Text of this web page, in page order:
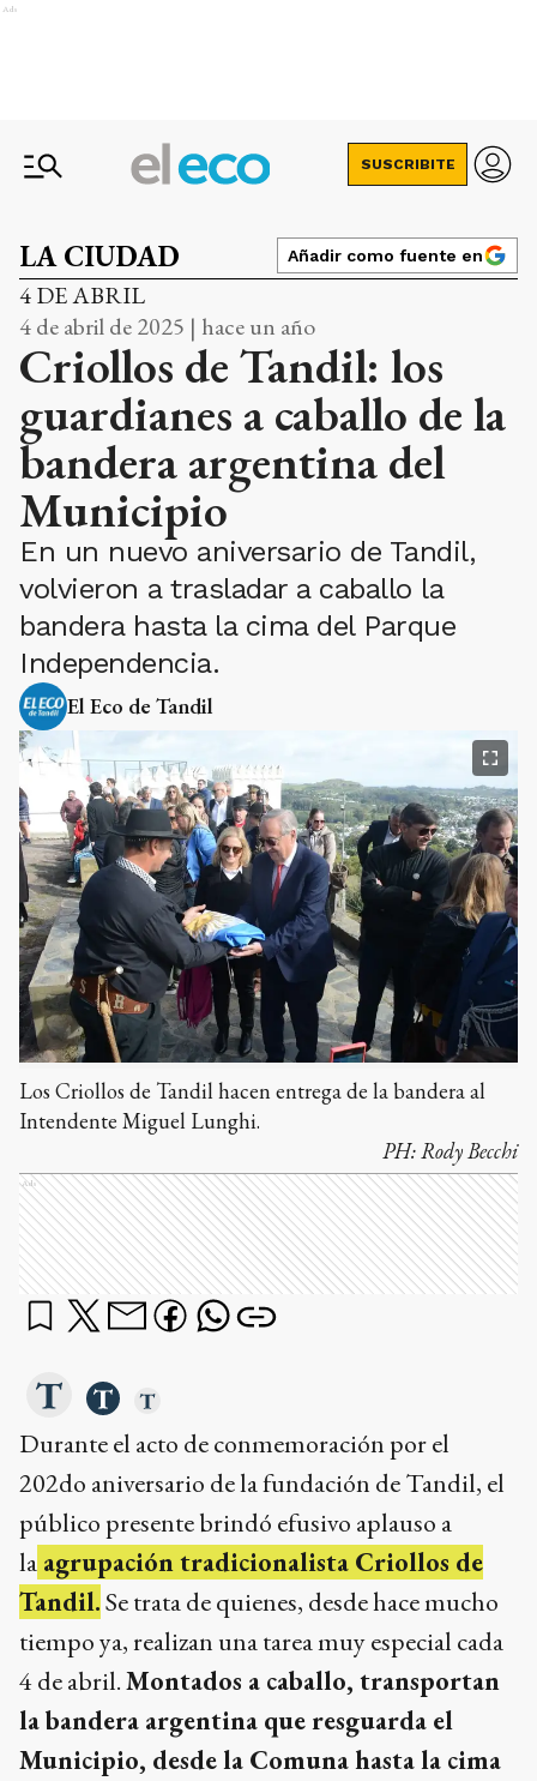
Ads
SUSCRIBITE
LA CIUDAD Añadir como fuente en
4 DE ABRIL
4 de abril de 2025 | hace un año
Criollos de Tandil: los
guardianes a caballo de la
bandera argentina del
Municipio
En un nuevo aniversario de Tandil,
volvieron a trasladar a caballo la
bandera hasta la cima del Parque
Independencia.
El Eco de Tandil
Los Criollos de Tandil hacen entrega de la bandera al
Intendente Miguel Lunghi.
PH:Rody Becchi
Ads
Durante el acto de conmemoración por el
202do aniversario de la fundación de Tandil, el
público presente brindó efusivo aplauso a
la agrupación tradicionalista Criollos de
Tandil.Se trata de quienes, desde hace mucho
tiempo ya, realizan una tarea muy especial cada
4 de abril.Montados a caballo, transportan
la bandera argentina que resguarda el
Municipio, desde la Comuna hasta la cima